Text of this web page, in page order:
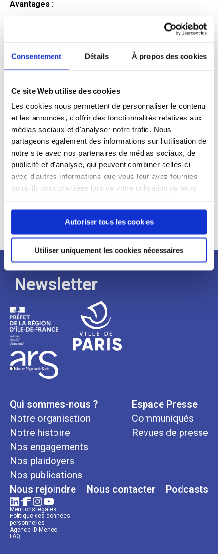
Consentement Détails À propos des cookies
Ce site Web utilise des cookies
Les cookies nous permettent de personnaliser le contenu
et les annonces, d'offrir des fonctionnalités relatives aux
médias sociaux et d'analyser notre trafic. Nous
partageons également des informations sur l'utilisation de
notre site avec nos partenaires de médias sociaux, de
publicité et d'analyse, qui peuvent combiner celles-ci
avec d'autres informations que vous leur avez fournies
ou qu'ils ont collectées lors de votre utilisation de leurs
continuez à utiliser notre site Web.
Autoriser tous les cookies
Utiliser uniquement les cookies nécessaires
Avantages :
candidat
Qualifications et diplômes :
Profil recherché :
Expérience :
Processus
de
recrutement
Newsletter
Qui sommes-nous ?
Notre organisation
Notre histoire
Nos engagements
Nos plaidoyers
Nos publications
Espace Presse
Communiqués
Revues de presse
Nous rejoindre Nous contacter Podcasts
Mentions légales
Politique des données
personnelles
Agence ID Meneo
FAQ